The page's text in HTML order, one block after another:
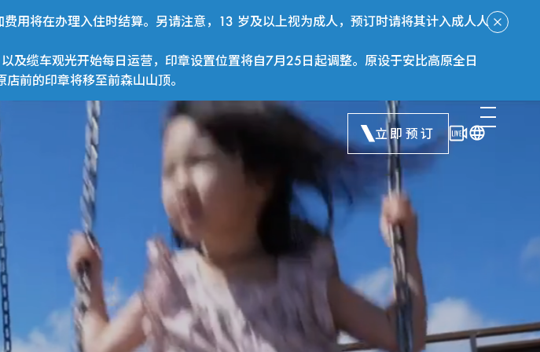
费用将在办理入住时结算。另请注意，13 岁及以上视为成人，预订时请将其计入成人人
及缆车观光开始每日运营，印章设置位置将自7月25日起调整。原设于安比高原全日
前的印章将移至前森山山顶。
立即预订